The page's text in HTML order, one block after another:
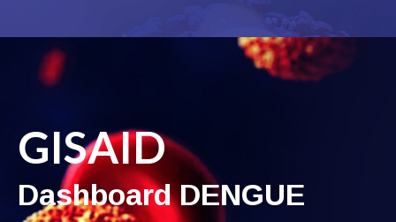
GISAID
Dashboard DENGUE